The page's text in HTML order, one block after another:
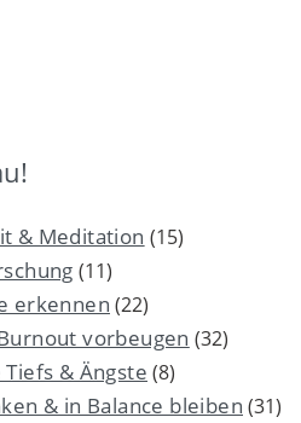
& Meditation (15)
(11)
erkennen (22)
vorbeugen (32)
& Ängste (8)
& in Balance bleiben (31)